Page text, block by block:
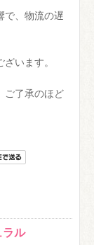
で、物流の遅
います。
ご了承のほど
ラル